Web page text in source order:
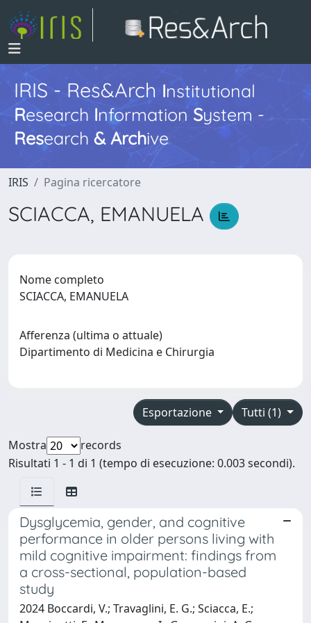
IRIS - Res&ArchInstitutional
Research InformationSystem -
Research & Archive
IRIS Pagina ricercatore
SCIACCA, EMANUELA
Nome completo
SCIACCA, EMANUELA
Afferenza (ultima o attuale)
Dipartimento di Medicina e Chirurgia
Tutti (1)
Esportazione
Mostra
records
Risultati 1 - 1 di 1 (tempo di esecuzione: 0.003 secondi).
Dysglycemia, gender, and cognitive
performance in older persons living with
mild cognitive impairment: findings from
a cross-sectional, population-based
study
2024 Boccardi, V.; Travaglini, E. G.; Sciacca, E.;